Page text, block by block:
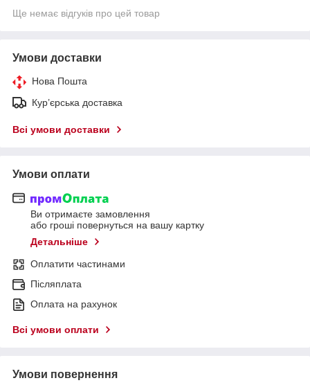
Ще немає відгуків про цей товар
Умови доставки
Нова Пошта
Кур’єрська доставка
Всі умови доставки
Умови оплати
Ви отримаєте замовлення
або гроші повернуться на вашу картку
Детальніше
Оплатити частинами
Післяплата
Оплата на рахунок
Всі умови оплати
Умови повернення